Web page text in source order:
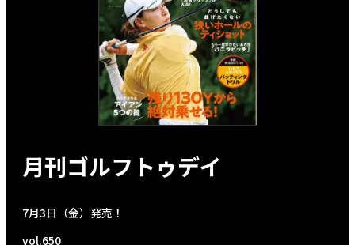
月刊ゴルフトゥデイ
7月3日（金）発売！
vol.650